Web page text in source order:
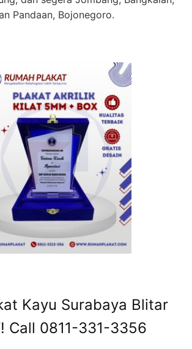
Pandaan, Bojonegoro.
Kayu Surabaya Blitar
Call 0811-331-3356